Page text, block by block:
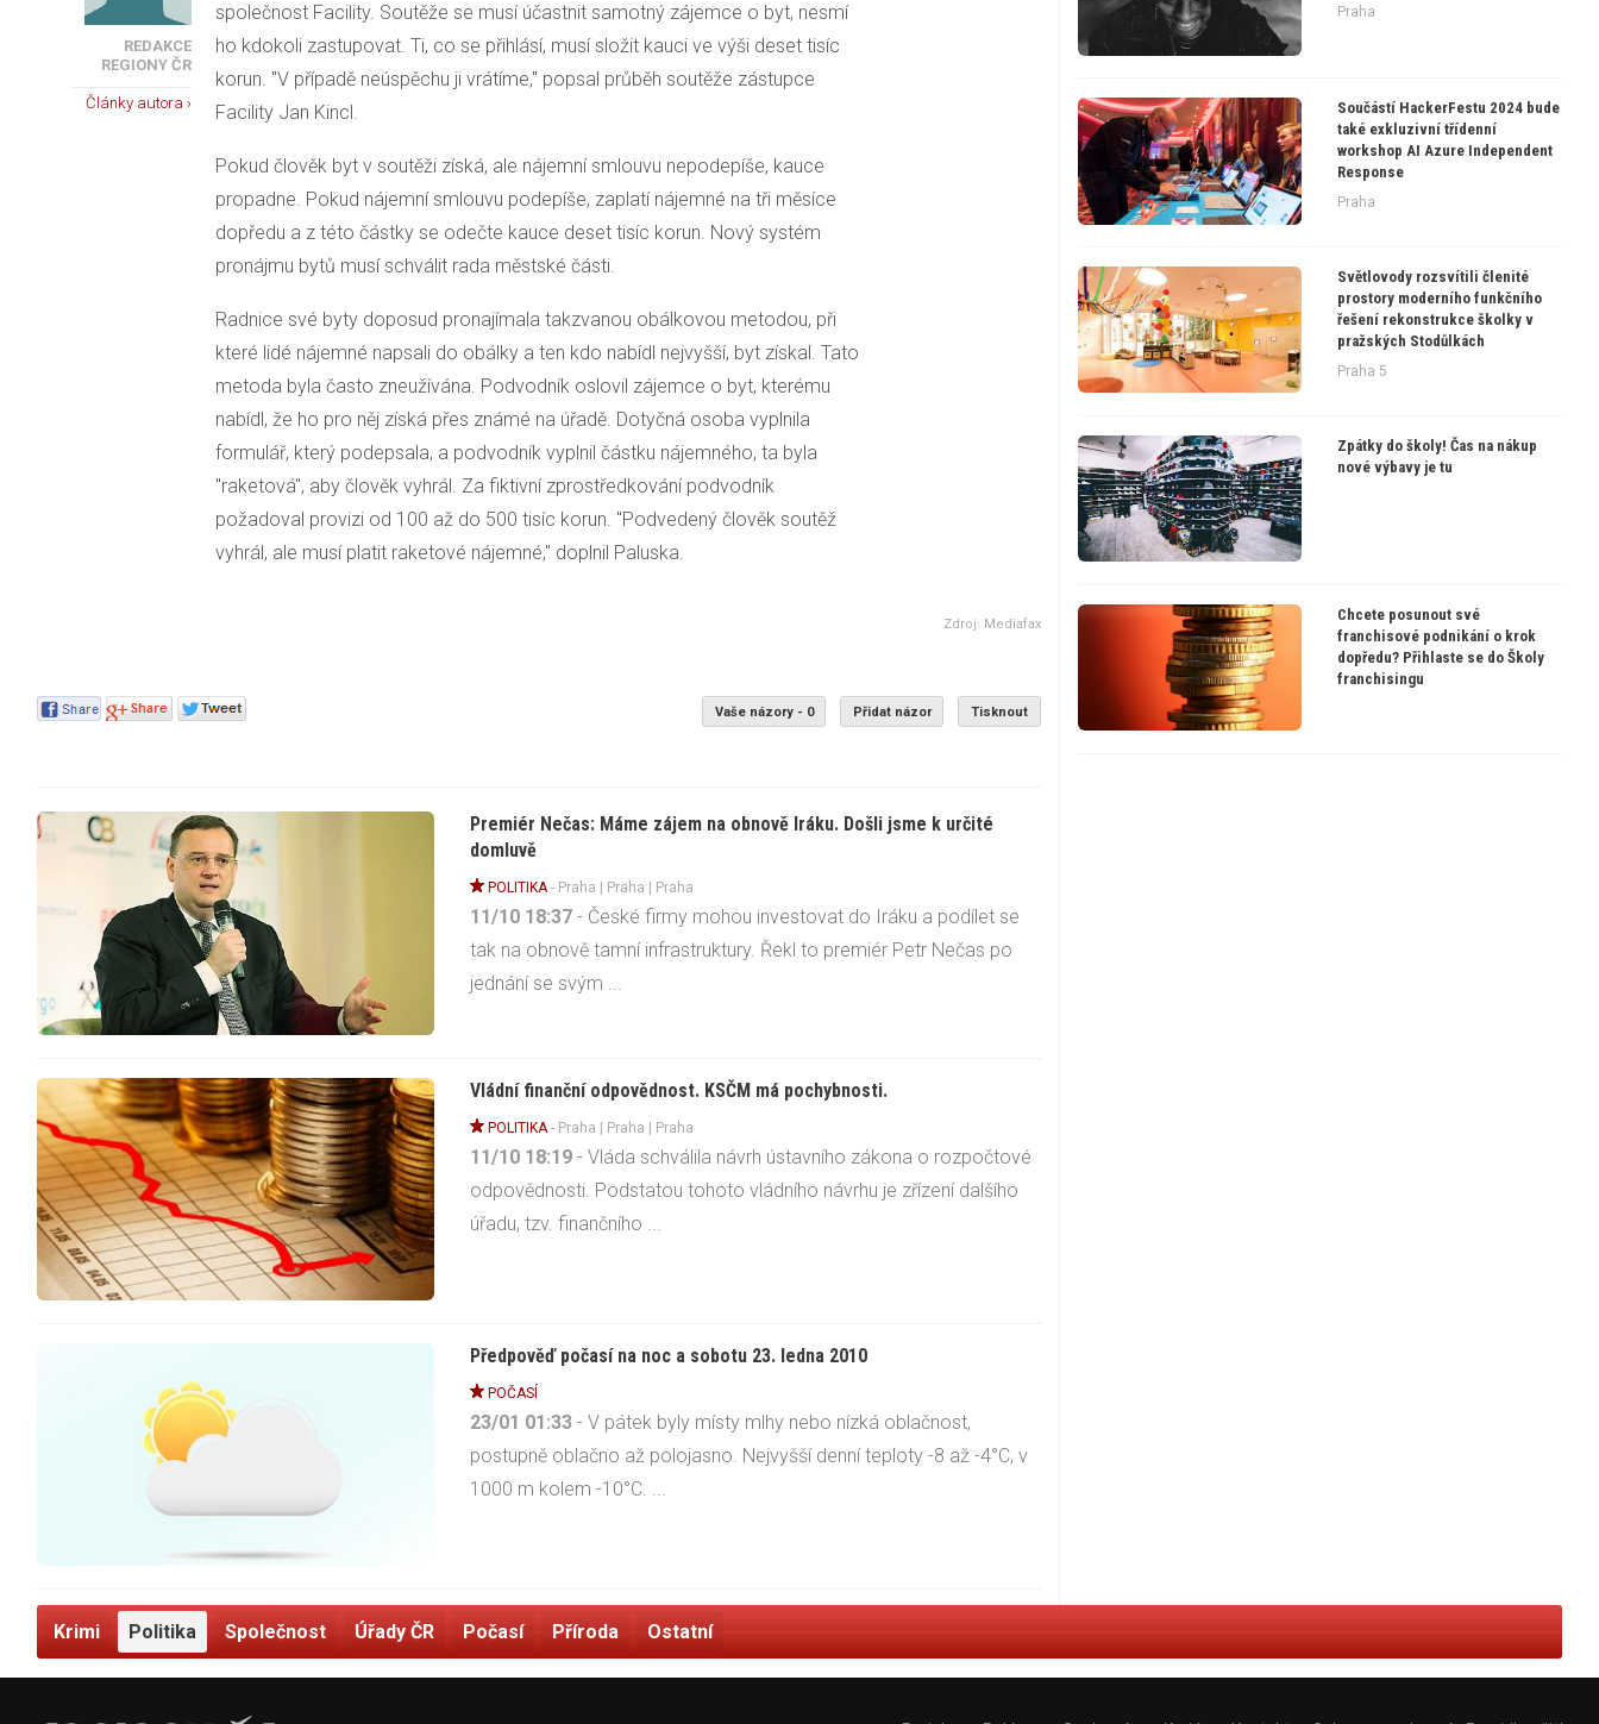
REDAKCE
REGIONY ČR
Články autora ›
společnost Facility. Soutěže se musí účastnit samotný zájemce o byt, nesmí
ho kdokoli zastupovat. Ti, co se přihlásí, musí složit kauci ve výši deset tisíc
korun. "V případě neúspěchu ji vrátíme," popsal průběh soutěže zástupce
Facility Jan Kincl.
Pokud člověk byt v soutěži získá, ale nájemní smlouvu nepodepíše, kauce
propadne. Pokud nájemní smlouvu podepíše, zaplatí nájemné na tři měsíce
dopředu a z této částky se odečte kauce deset tisíc korun. Nový systém
pronájmu bytů musí schválit rada městské části.
Radnice své byty doposud pronajímala takzvanou obálkovou metodou, při
které lidé nájemné napsali do obálky a ten kdo nabídl nejvyšší, byt získal. Tato
metoda byla často zneužívána. Podvodník oslovil zájemce o byt, kterému
nabídl, že ho pro něj získá přes známé na úřadě. Dotyčná osoba vyplnila
formulář, který podepsala, a podvodník vyplnil částku nájemného, ta byla
"raketová", aby člověk vyhrál. Za fiktivní zprostředkování podvodník
požadoval provizi od 100 až do 500 tisíc korun. "Podvedený člověk soutěž
vyhrál, ale musí platit raketové nájemné," doplnil Paluska.
Zdroj: Mediafax
Vaše názory - 0 Přidat názor Tisknout
Premiér Nečas: Máme zájem na obnově Iráku. Došli jsme k určité
domluvě
POLITIKA - Praha Praha | Praha
11/10 18:37 - České firmy mohou investovat do Iráku a podílet se
tak na obnově tamní infrastruktury. Řekl to premiér Petr Nečas po
jednání se svým ...
Vládní finanční odpovědnost. KSČM má pochybnosti.
POLITIKA - Praha Praha | Praha
11/10 18:19 - Vláda schválila návrh ústavního zákona o rozpočtové
odpovědnosti. Podstatou tohoto vládního návrhu je zřízení dalšího
úřadu, tzv. finančního ...
Předpověď počasí na noc a sobotu 23. ledna 2010
POČASÍ
23/01 01:33 - V pátek byly místy mlhy nebo nízká oblačnost,
postupně oblačno až polojasno. Nejvyšší denní teploty -8 až -4°C, v
1000 m kolem -10°C. ...
Praha
Součástí HackerFestu 2024 bude
také exkluzivní třídenní
workshop AI Azure Independent
Response
Praha
Světlovody rozsvítili členité
prostory moderního funkčního
řešení rekonstrukce školky v
pražských Stodůlkách
Praha 5
Zpátky do školy! Čas na nákup
nové výbavy je tu
Chcete posunout své
franchisové podnikání o krok
dopředu? Přihlaste se do Školy
franchisingu
Krimi Politika Společnost Úřady ČR Počasí Příroda Ostatní